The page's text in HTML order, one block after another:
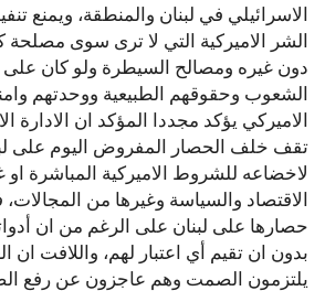
الاسرائيلي في لبنان والمنطقة، ويمنع
الشر الاميركية التي لا ترى سوى مصلحة
دون غيره ومصالح السيطرة ولو كان
الشعوب وحقوقهم الطبيعية ووحدتهم
الاميركي يؤكد مجددا المؤكد ان الادارة
تقف خلف الحصار المفروض اليوم على
لاخضاعه للشروط الاميركية المباشرة او
الاقتصاد والسياسة وغيرها من
حصارها على لبنان على الرغم من ان
بدون ان تقيم أي اعتبار لهم، واللافت ان
يلتزمون الصمت وهم عاجزون عن رفع